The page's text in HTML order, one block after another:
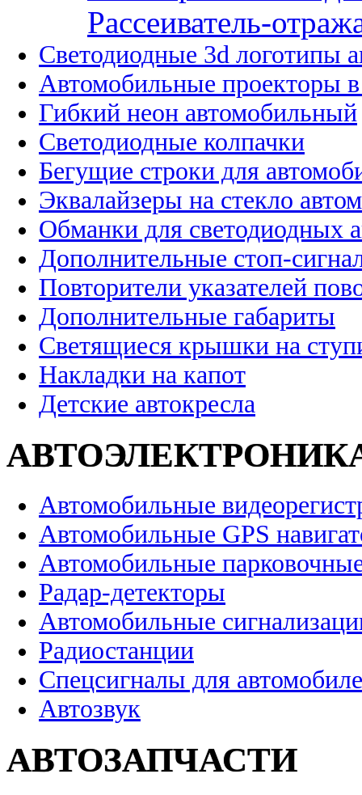
Рассеиватель-
Светодиодные 3d логотипы
Автомобильные проекторы
Гибкий неон автомобильный
Светодиодные колпачки
Бегущие строки для
Эквалайзеры на стекло
Обманки для светодиодных
Дополнительные стоп-
Повторители указателей
Дополнительные габариты
Светящиеся крышки на
Накладки на капот
Детские автокресла
Автомобильные
Автомобильные GPS
Автомобильные
Радар-детекторы
Автомобильные
Радиостанции
Спецсигналы для
Автозвук
АВТОЗАПЧАСТИ